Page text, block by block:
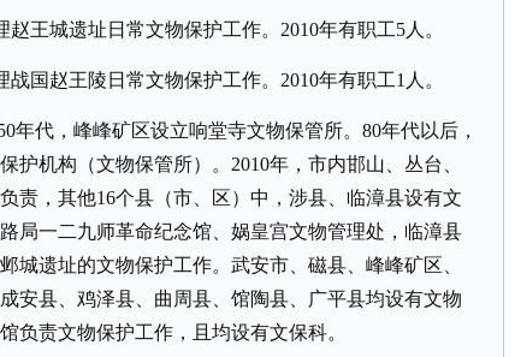
赵王城遗址日常文物保护工作。 2010年有职工5人。
战国赵王陵日常文物保护工作。 2010年有职工1 人。
年代，峰峰矿区设立响堂寺文物保管所。80年代以后，
护机构（文物保管所）。 2010年，市内邯山、丛台、
责，其他16个县（市、区）中，涉县、临漳县设有文
局一二九师革命纪念馆、娲皇宫文物管理处，临漳县
城遗址的文物保护工作。武安市、磁县、峰峰矿区、
安县、鸡泽县、曲周县、馆陶县、广平县均设有文物
负责文物保护工作，且均设有文保科。